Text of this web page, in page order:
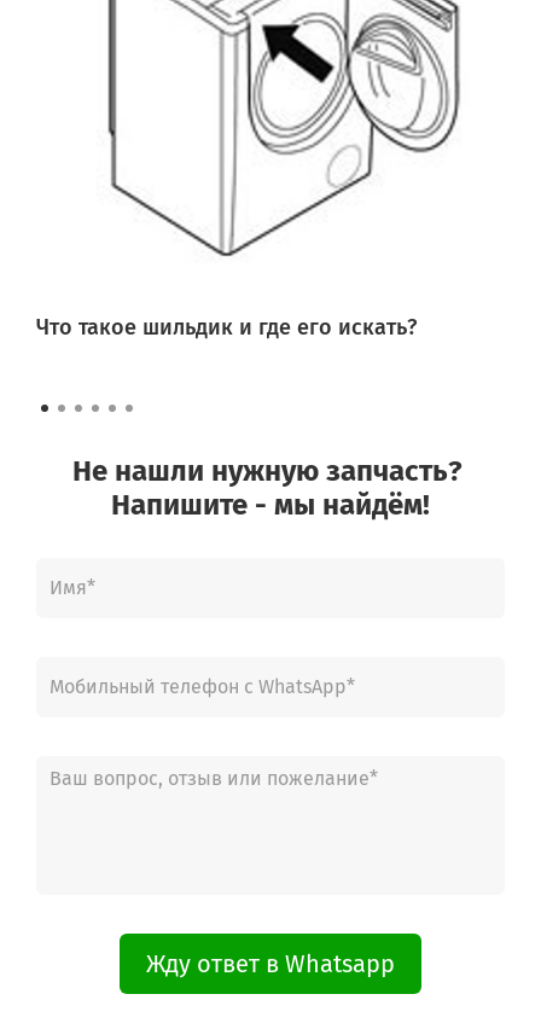
Что такое шильдик и где его искать?
Не нашли нужную запчасть?
Напишите - мы найдём!
Жду ответ в Whatsapp